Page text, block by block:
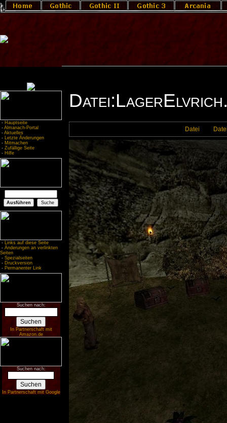
- Hauptseite
- Almanach-Portal
- Aktuelles
- Letzte Änderungen
- Mitmachen
- Zufällige Seite
- Hilfe
- Links auf diese Seite
- Änderungen an verlinkten
Seiten
- Spezialseiten
- Druckversion
- Permanenter Link
Suchen nach:
In Partnerschaft mit
Amazon.de
Suchen nach:
In Partnerschaft mit Google
Datei